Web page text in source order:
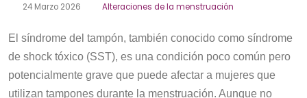
24 Marzo 2026 Alteraciones de la menstruación
El síndrome del tampón, también conocido como síndrome
de shock tóxico (SST), es una condición poco común pero
potencialmente grave que puede afectar a mujeres que
utilizan tampones durante la menstruación. Aunque no